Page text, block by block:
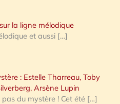
la ligne mélodique
et aussi […]
: Estelle Tharreau, Toby
Arsène Lupin
du mystère ! Cet été […]